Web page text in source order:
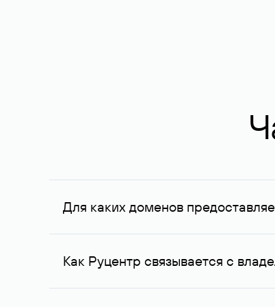
Для каких доменов
Услуга доступна для доменов,
Как Руцентр связывается с
Для связи с владельцем домена